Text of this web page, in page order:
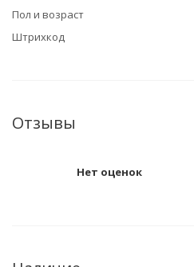
Пол и возраст
Штрихкод
Отзывы
Нет оценок